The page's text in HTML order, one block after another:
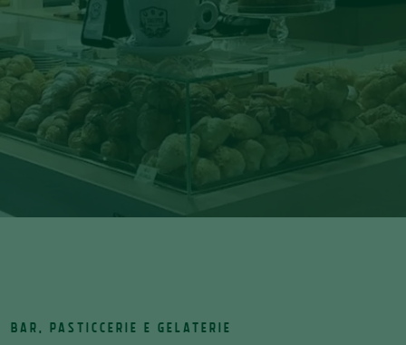
BAR, PASTICCERIE E GELATERIE